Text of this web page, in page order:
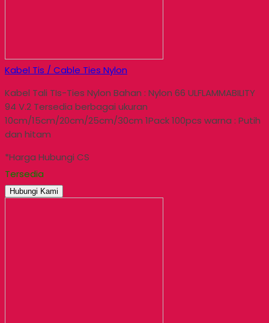
Kabel Tis / Cable Ties Nylon
Kabel Tali TIs-Ties Nylon Bahan : Nylon 66 ULFLAMMABILITY
94 V.2 Tersedia berbagai ukuran
10cm/15cm/20cm/25cm/30cm 1Pack 100pcs warna : Putih
dan hitam
*Harga Hubungi CS
Tersedia
Hubungi Kami